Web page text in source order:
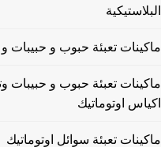
البلاستيكية
ماكينات تعبئة حبوب و حبيبات و
ماكينات تعبئة حبوب و حبيبات
اكياس اوتوماتيك
ماكينات تعبئة سوائل اوتوماتيك